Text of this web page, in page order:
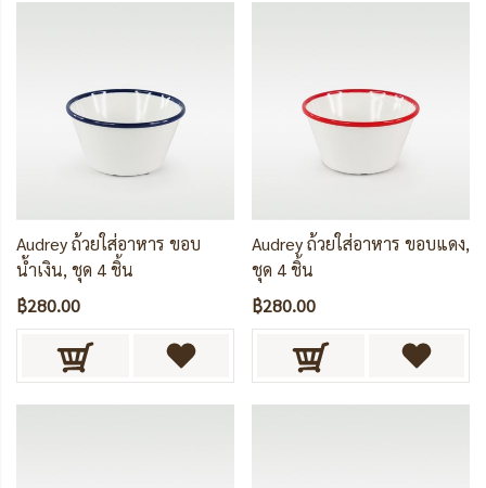
Audrey ถ้วยใส่อาหาร ขอบ
น้ำเงิน, ชุด 4 ชิ้น
฿280.00
Audrey ถ้วยใส่อาหาร ขอบแดง,
ชุด 4 ชิ้น
฿280.00